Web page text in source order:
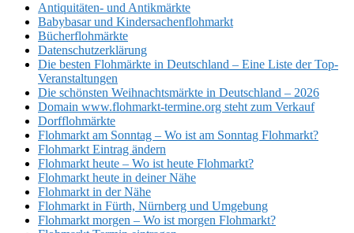
Antiquitäten- und Antikmärkte
Babybasar und Kindersachenflohmarkt
Bücherflohmärkte
Datenschutzerklärung
Die besten Flohmärkte in Deutschland – Eine Liste der Top-
Veranstaltungen
Die schönsten Weihnachtsmärkte in Deutschland – 2026
Domain www.flohmarkt-termine.org steht zum Verkauf
Dorfflohmärkte
Flohmarkt am Sonntag – Wo ist am Sonntag Flohmarkt?
Flohmarkt Eintrag ändern
Flohmarkt heute – Wo ist heute Flohmarkt?
Flohmarkt heute in deiner Nähe
Flohmarkt in der Nähe
Flohmarkt in Fürth, Nürnberg und Umgebung
Flohmarkt morgen – Wo ist morgen Flohmarkt?